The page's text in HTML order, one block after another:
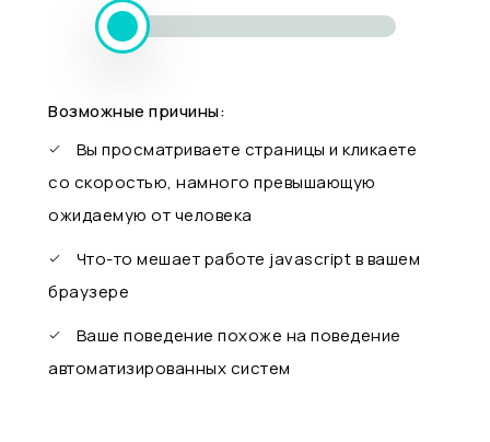
Возможные причины:
Вы просматриваете страницы и кликаете
со скоростью, намного превышающую
ожидаемую от человека
Что-то мешает работе javascript в вашем
браузере
Ваше поведение похоже на поведение
автоматизированных систем